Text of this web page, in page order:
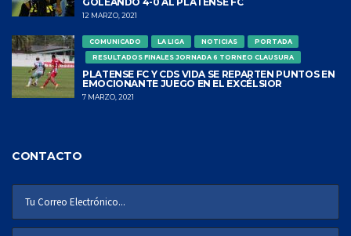
12 MARZO, 2021
COMUNICADO LA LIGA NOTICIAS
PORTADA
RESULTADOS FINALES JORNADA 6 TORNEO CLAUSURA
PLATENSE FC Y CDS VIDA SE REPARTEN PUNTOS EN
EMOCIONANTE JUEGO EN EL EXCÉLSIOR
7 MARZO, 2021
CONTACTO